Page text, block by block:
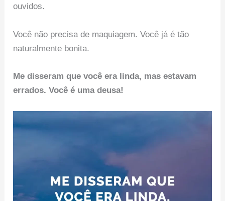
ouvidos.
Você não precisa de maquiagem. Você já é tão
naturalmente bonita.
Me disseram que você era linda, mas estavam
errados. Você é uma deusa!